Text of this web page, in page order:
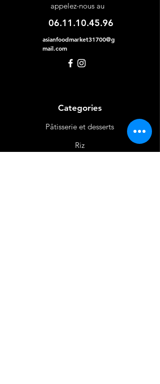
appelez-nous au
06.11.10.45.96
asianfoodmarket31700@g
mail.com
Categories
Pâtisserie et desserts
Riz